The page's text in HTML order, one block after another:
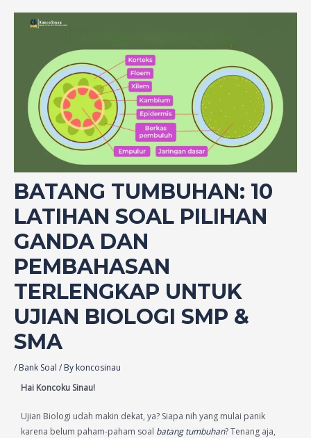
BATANG TUMBUHAN: 10
LATIHAN SOAL PILIHAN
GANDA DAN
PEMBAHASAN
TERLENGKAP UNTUK
UJIAN BIOLOGI SMP &
SMA
/ Bank Soal / By koncosinau
Hai Koncoku Sinau!
Ujian Biologi udah makin dekat, ya? Siapa nih yang mulai panik
karena belum paham-paham soal batang tumbuhan? Tenang aja,